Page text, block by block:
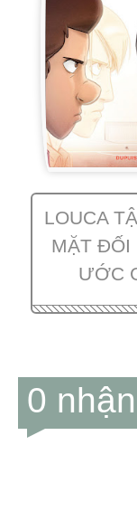
LOUCA
MẶT ĐỐI
ƯỚC
0